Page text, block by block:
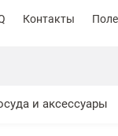
Контакты
и аксессуары